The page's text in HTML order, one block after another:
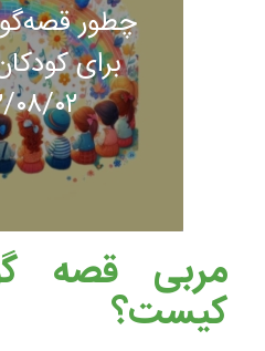
چطور
برای
۱۴۰۲/
مربی قصه
کیست؟